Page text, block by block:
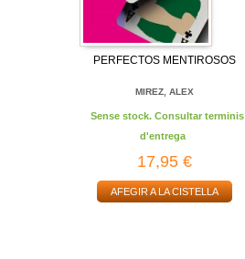
PERFECTOS MENTIROSOS
MIREZ, ALEX
Sense stock. Consultar terminis
d'entrega
17,95 €
AFEGIR A LA CISTELLA